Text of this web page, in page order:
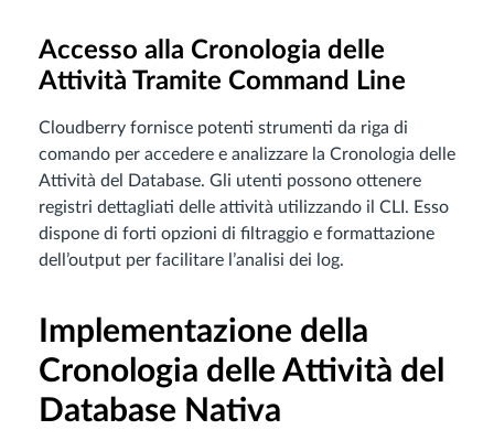
Accesso alla Cronologia delle
Attività Tramite Command Line
Cloudberry fornisce potenti strumenti da riga di
comando per accedere e analizzare la Cronologia delle
Attività del Database. Gli utenti possono ottenere
registri dettagliati delle attività utilizzando il CLI. Esso
dispone di forti opzioni di filtraggio e formattazione
dell’output per facilitare l’analisi dei log.
Implementazione della
Cronologia delle Attività del
Database Nativa